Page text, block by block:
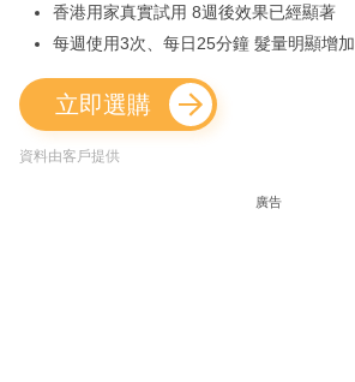
香港用家真實試用 8週後效果已經顯著
每週使用3次、每日25分鐘 髮量明顯增加
立即選購
資料由客戶提供
廣告